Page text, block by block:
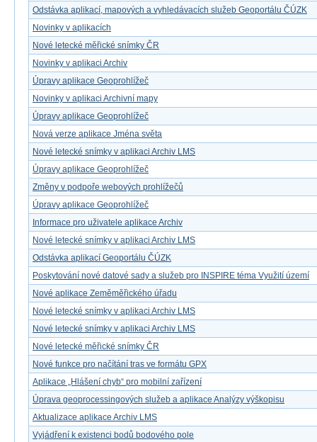
Odstávka aplikací, mapových a vyhledávacích služeb Geoportálu ČÚZK
Novinky v aplikacích
Nové letecké měřické snímky ČR
Novinky v aplikaci Archiv
Úpravy aplikace Geoprohlížeč
Novinky v aplikaci Archivní mapy
Úpravy aplikace Geoprohlížeč
Nová verze aplikace Jména světa
Nové letecké snímky v aplikaci Archiv LMS
Úpravy aplikace Geoprohlížeč
Změny v podpoře webových prohlížečů
Úpravy aplikace Geoprohlížeč
Informace pro uživatele aplikace Archiv
Nové letecké snímky v aplikaci Archiv LMS
Odstávka aplikací Geoportálu ČÚZK
Poskytování nové datové sady a služeb pro INSPIRE téma Využití území
Nové aplikace Zeměměřického úřadu
Nové letecké snímky v aplikaci Archiv LMS
Nové letecké snímky v aplikaci Archiv LMS
Nové letecké měřické snímky ČR
Nové funkce pro načítání tras ve formátu GPX
Aplikace „Hlášení chyb“ pro mobilní zařízení
Úprava geoprocessingových služeb a aplikace Analýzy výškopisu
Aktualizace aplikace Archiv LMS
Vyjádření k existenci bodů bodového pole